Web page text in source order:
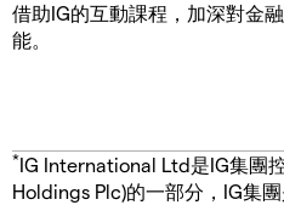
借助IG的互動課程，加深對金
能。
*IG International Ltd是IG集團
Holdings Plc)的一部分，IG集